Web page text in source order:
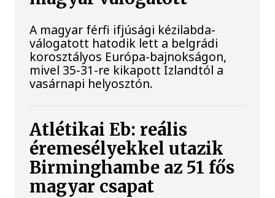
A magyar férfi ifjúsági kézilabda-
válogatott hatodik lett a belgrádi
korosztályos Európa-bajnokságon,
mivel 35-31-re kikapott Izlandtól a
vasárnapi helyosztón.
Atlétikai Eb: reális
éremesélyekkel utazik
Birminghambe az 51 fős
magyar csapat